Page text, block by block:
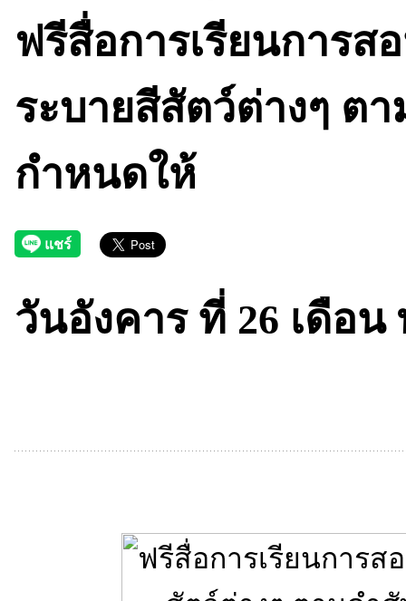
ฟรีสื่อการเรียนการส
ระบายสีสัตว์ต่างๆ ต
กำหนดให้
วันอังคาร ที่ 26 เดือ